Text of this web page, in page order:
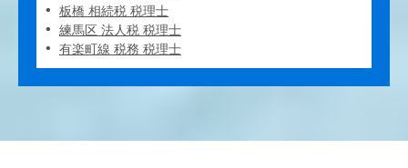
板橋 相続税 税理士
練馬区 法人税 税理士
有楽町線 税務 税理士